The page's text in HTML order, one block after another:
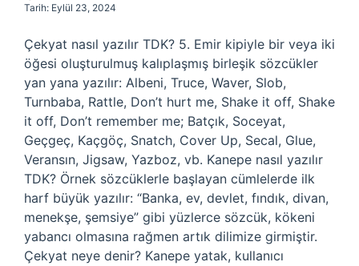
Tarih: Eylül 23, 2024
Çekyat nasıl yazılır TDK? 5. Emir kipiyle bir veya iki
öğesi oluşturulmuş kalıplaşmış birleşik sözcükler
yan yana yazılır: Albeni, Truce, Waver, Slob,
Turnbaba, Rattle, Don’t hurt me, Shake it off, Shake
it off, Don’t remember me; Batçık, Soceyat,
Geçgeç, Kaçgöç, Snatch, Cover Up, Secal, Glue,
Veransın, Jigsaw, Yazboz, vb. Kanepe nasıl yazılır
TDK? Örnek sözcüklerle başlayan cümlelerde ilk
harf büyük yazılır: “Banka, ev, devlet, fındık, divan,
menekşe, şemsiye” gibi yüzlerce sözcük, kökeni
yabancı olmasına rağmen artık dilimize girmiştir.
Çekyat neye denir? Kanepe yatak, kullanıcı